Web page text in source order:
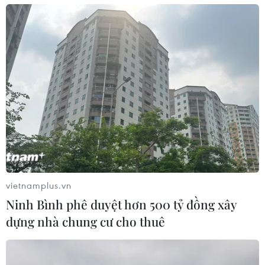
#Giá vàng
#Nợ xấu.
Anh
vietnamplus.vn
Ninh Bình phê duyệt hơn 500 tỷ đồng xây
dựng nhà chung cư cho thuê